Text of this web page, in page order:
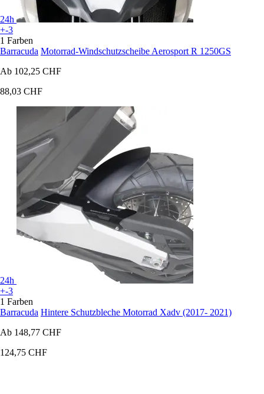
24h
+-3
1 Farben
Barracuda Motorrad-Windschutzscheibe Aerosport R 1250GS
Ab 102,25 CHF
88,03 CHF
24h
+-3
1 Farben
Barracuda Hintere Schutzbleche Motorrad Xadv (2017- 2021)
Ab 148,77 CHF
124,75 CHF